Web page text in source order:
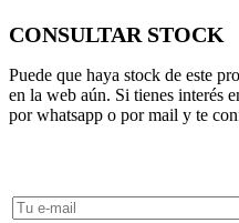
CONSULTAR STOCK
Puede que haya stock de este
en la web aún. Si tienes interés
por whatsapp o por mail y te